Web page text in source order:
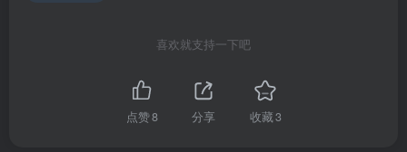
喜欢就支持一下吧
点赞8 分享 收藏3